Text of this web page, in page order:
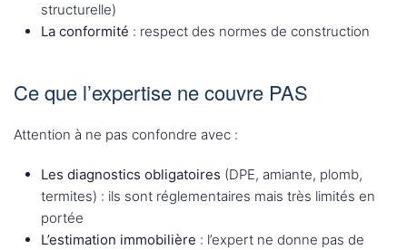
structurelle)
La conformité : respect des normes de construction
Ce que l’expertise ne couvre PAS
Attention à ne pas confondre avec :
Les diagnostics obligatoires (DPE, amiante, plomb,
termites) : ils sont réglementaires mais très limités en
portée
L’estimation immobilière : l’expert ne donne pas de